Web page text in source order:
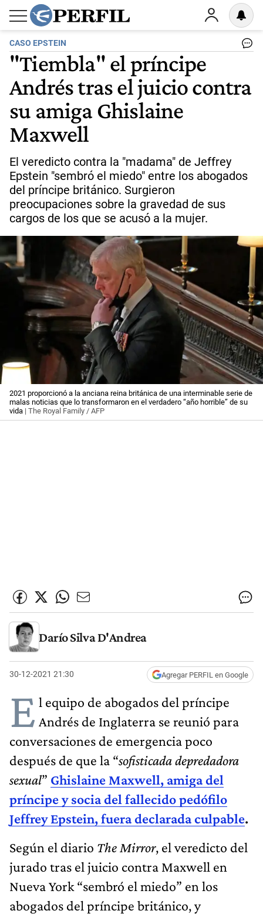
CASO EPSTEIN
"Tiembla" el príncipe
Andrés tras el juicio contra
su amiga Ghislaine
Maxwell
El veredicto contra la "madama" de Jeffrey
Epstein "sembró el miedo" entre los abogados
del príncipe británico. Surgieron
preocupaciones sobre la gravedad de sus
cargos de los que se acusó a la mujer.
2021 proporcionó a la anciana reina británica de una interminable serie de
malas noticias que lo transformaron en el verdadero “año horrible” de su
vida | The Royal Family / AFP
Darío Silva D'Andrea
30-12-2021 21:30 Agregar PERFIL en Google
E l equipo de abogados del príncipe
Andrés de Inglaterra se reunió para
conversaciones de emergencia poco
después de que la “sofisticada depredadora
sexual” Ghislaine Maxwell, amiga del
príncipe y socia del fallecido pedófilo
Jeffrey Epstein,fuera declarada culpable.
Según el diario The Mirror, el veredicto del
jurado tras el juicio contra Maxwell en
Nueva York “sembró el miedo” en los
abogados del príncipe británico, y